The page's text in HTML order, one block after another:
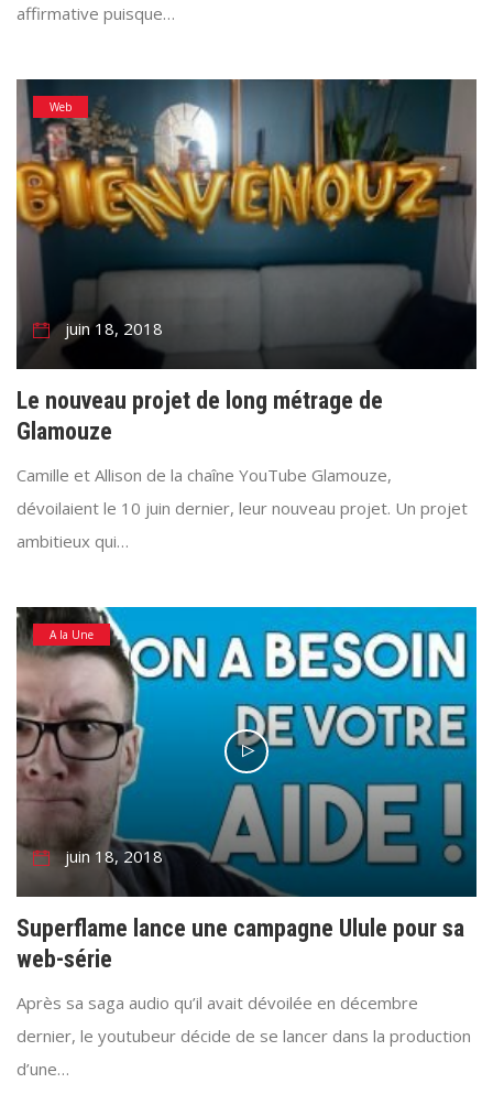
affirmative puisque…
juin 18, 2018
Web
Le nouveau projet de long métrage de
Glamouze
Camille et Allison de la chaîne YouTube Glamouze,
dévoilaient le 10 juin dernier, leur nouveau projet. Un projet
ambitieux qui…
juin 18, 2018
A la Une
Superflame lance une campagne Ulule pour sa
web-série
Après sa saga audio qu’il avait dévoilée en décembre
dernier, le youtubeur décide de se lancer dans la production
d’une…